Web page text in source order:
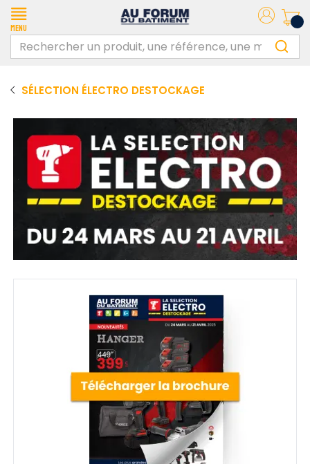
Menu
SÉLECTION ÉLECTRO DESTOCKAGE